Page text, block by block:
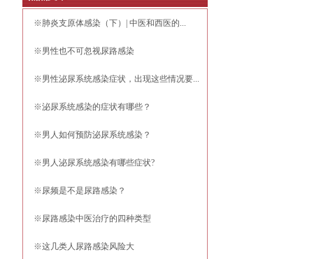
※肺炎支原体感染（下）| 中医和西医的...
※男性也不可忽视尿路感染
※男性泌尿系统感染症状，出现这些情况要...
※泌尿系统感染的症状有哪些？
※男人如何预防泌尿系统感染？
※男人泌尿系统感染有哪些症状?
※ 尿频是不是尿路感染？
※ 尿路感染中医治疗的四种类型
※这几类人尿路感染风险大